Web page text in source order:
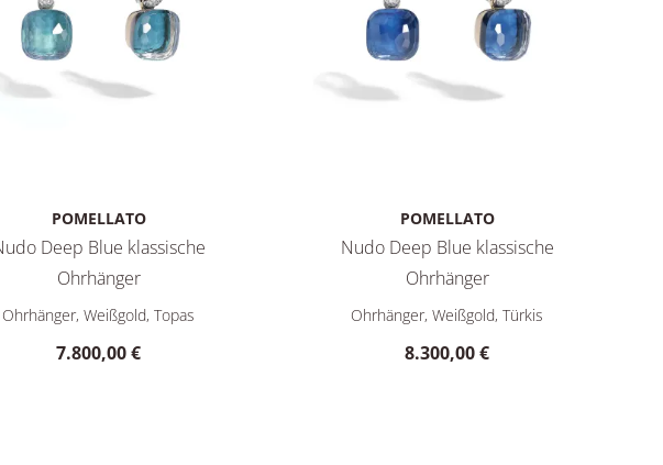
Preis: 5.200,00 €
POMELLATO
Deep Blue klassische
Ohrhänger
Nudo Deep Blue klassische Ohrhänger, Ref: POB4010O6WHRB0YAV, Preis:
Ohrhänger, Weißgold, Topas
7.800,00 €
POMELLATO
Nudo Deep Blue klassische
Ohrhänger
Pomellato Nudo Deep Blue klassische
Ohrhänger, Weißgold, Türkis
8.300,00 €